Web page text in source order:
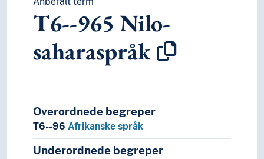
T6--965 Nilo-
saharaspråk
Overordnede begreper
T6--96 Afrikanske språk
Underordnede begreper